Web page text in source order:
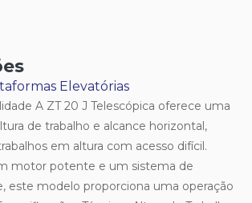
Elevatórias
A ZT 20 J Telescópica oferece uma
de trabalho e alcance horizontal,
em altura com acesso difícil.
motor potente e um sistema de
este modelo proporciona uma operação